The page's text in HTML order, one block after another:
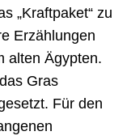
„Kraftpaket“ zu
Erzählungen
alten Ägypten.
Gras
Für den